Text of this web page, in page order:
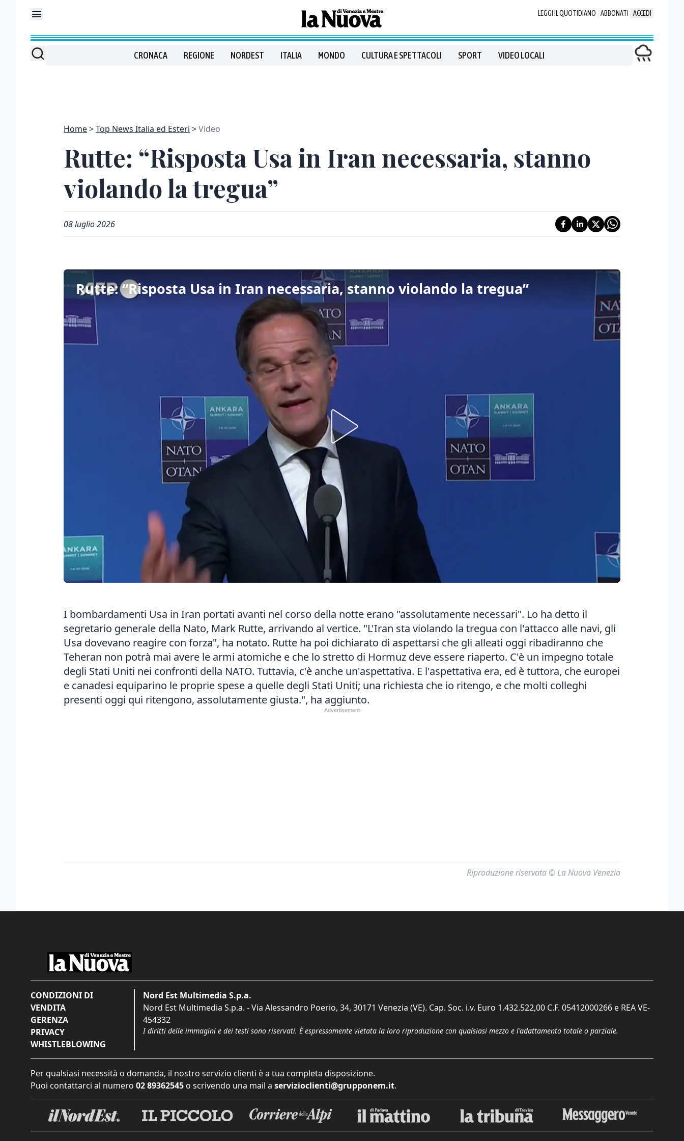
LEGGI IL QUOTIDIANO ABBONATI ACCEDI
CRONACA REGIONE NORDEST ITALIA MONDO CULTURA E SPETTACOLI SPORT VIDEO LOCALI
Home Top News Italia ed Esteri Video
Rutte: “Risposta Usa in Iran necessaria, stanno
violando la tregua”
08 luglio 2026
Rutte: “Risposta Usa in Iran necessaria, stanno violando la tregua”
I bombardamenti Usa in Iran portati avanti nel corso della notte erano "assolutamente necessari". Lo ha detto il
segretario generale della Nato, Mark Rutte, arrivando al vertice. "L'Iran sta violando la tregua con l'attacco alle navi, gli
Usa dovevano reagire con forza", ha notato. Rutte ha poi dichiarato di aspettarsi che gli alleati oggi ribadiranno che
Teheran non potrà mai avere le armi atomiche e che lo stretto di Hormuz deve essere riaperto. C'è un impegno totale
degli Stati Uniti nei confronti della NATO. Tuttavia, c'è anche un'aspettativa. E l'aspettativa era, ed è tuttora, che europei
e canadesi equiparino le proprie spese a quelle degli Stati Uniti; una richiesta che io ritengo, e che molti colleghi
presenti oggi qui ritengono, assolutamente giusta.", ha aggiunto.
Riproduzione riservata © La Nuova Venezia
CONDIZIONI DI
VENDITA
GERENZA
PRIVACY
WHISTLEBLOWING
Nord Est Multimedia S.p.a.
Nord Est Multimedia S.p.a. - Via Alessandro Poerio, 34, 30171 Venezia (VE). Cap. Soc. i.v. Euro 1.432.522,00 C.F. 05412000266 e REA VE-
454332
I diritti delle immagini e dei testi sono riservati. È espressamente vietata la loro riproduzione con qualsiasi mezzo e l'adattamento totale o parziale.
Per qualsiasi necessità o domanda, il nostro servizio clienti è a tua completa disposizione.
Puoi contattarci al numero 02 89362545 o scrivendo una mail a servizioclienti@grupponem.it.